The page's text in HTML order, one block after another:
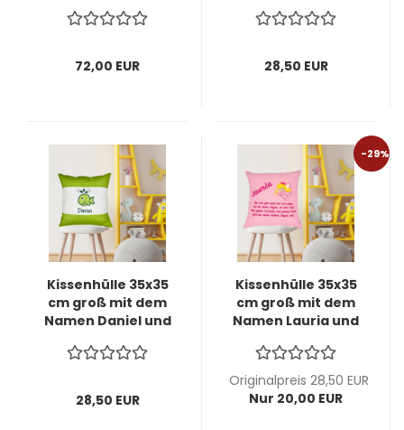
Leinenoptik edel
72,00 EUR 28,50 EUR
Kissenhülle 35x35
cm groß mit dem
Namen Daniel und
Sofortkauf -
28,50 EUR
-29%
Kissenhülle 35x35
cm groß mit dem
Namen Lauria und
Ausstellungsstück
Originalpreis 28,50 EUR
Nur 20,00 EUR